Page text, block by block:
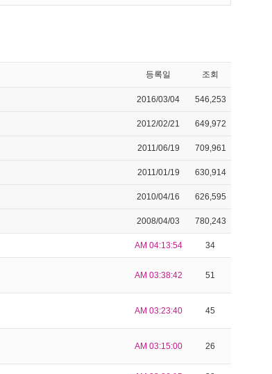
등록일 조회
2016/03/04 546,253
2012/02/21 649,972
2011/06/19 709,961
2011/01/19 630,914
2010/04/16 626,595
2008/04/03 780,243
AM 04:13:54 34
AM 03:38:42 51
AM 03:23:40 45
AM 03:15:00 26